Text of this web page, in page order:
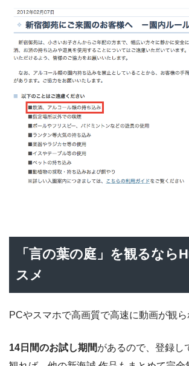
「言の葉の庭」を観るなら
スメ
PCやスマホで高画質で高速に動画が観ら
14日間のお試し期間があるので、登録し